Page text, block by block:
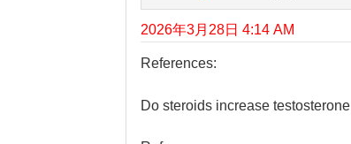
2026年3月28日 4:14 AM
References:
Do steroids increase testosterone